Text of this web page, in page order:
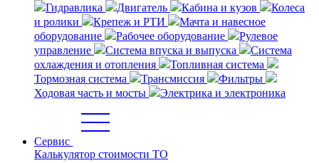
Гидравлика
Двигатель Кабина и кузов
Колеса
и ролики
Крепеж и РТИ
Мачта и навесное
оборудование
Рабочее оборудование
Рулевое
управление
Система впуска и выпуска
Система
охлаждения и отопления
Топливная система
Тормозная система
Трансмиссия
Фильтры
Ходовая часть и мосты
Электрика и электроника
Сервис
Калькулятор стоимости ТО